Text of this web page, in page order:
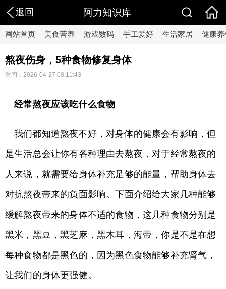
返回 阿力知识库
网站首页 美食营养 游戏数码 手工爱好 生活家居 健康养
熬夜伤身，5种食物修复身体
时间：2026-04-27 08:11:43
经常熬夜应该吃什么食物
我们都知道熬夜不好，对身体的健康会有影响，但
是生活总会让你有各种理由去熬夜，对于经常熬夜的
人来说，就需要给身体补充足够的能量，帮助身体去
对抗熬夜带来的负面影响。下面介绍给大家几种能够
缓解熬夜带来的身体不适的食物，这几种食物分别是
黑米，黑豆，黑芝麻，黑木耳，海带，你是不是在想
每种食物都是黑色的，因为黑色食物能够补充肾气，
让我们的身体更强健。